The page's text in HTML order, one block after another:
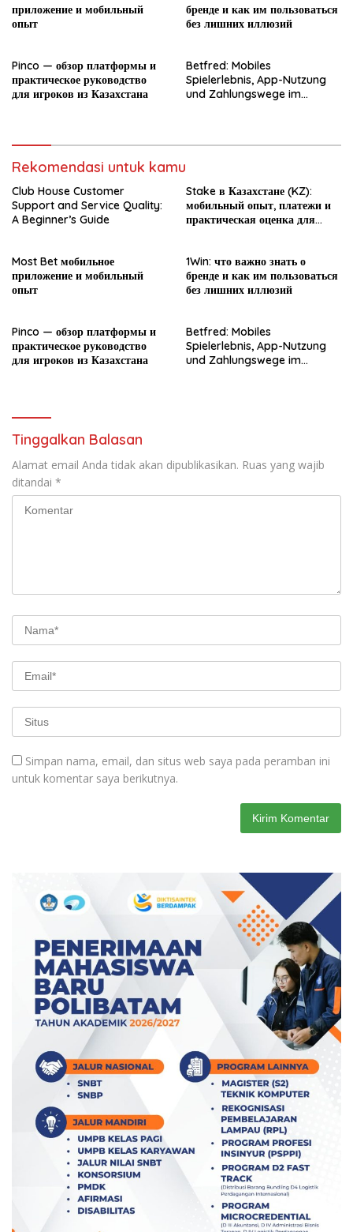
приложение и мобильный
опыт
бренде и как им пользоваться
без лишних иллюзий
Pinco — обзор платформы и
практическое руководство
для игроков из Казахстана
Betfred: Mobiles
Spielerlebnis, App-Nutzung
und Zahlungswege im
Rekomendasi untuk kamu
Club House Customer
Support and Service Quality:
A Beginner’s Guide
Stake в Казахстане (KZ):
мобильный опыт, платежи и
практическая оценка для
Most Bet мобильное
приложение и мобильный
опыт
1Win: что важно знать о
бренде и как им пользоваться
без лишних иллюзий
Pinco — обзор платформы и
практическое руководство
для игроков из Казахстана
Betfred: Mobiles
Spielerlebnis, App-Nutzung
und Zahlungswege im
Tinggalkan Balasan
Alamat email Anda tidak akan dipublikasikan. Ruas yang wajib
ditandai *
Simpan nama, email, dan situs web saya pada peramban ini
untuk komentar saya berikutnya.